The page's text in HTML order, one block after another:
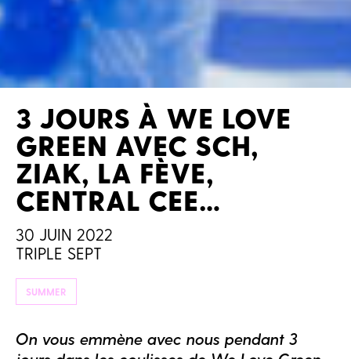
3 JOURS À WE LOVE
GREEN AVEC SCH,
ZIAK, LA FÈVE,
CENTRAL CEE…
30 JUIN 2022
TRIPLE SEPT
SUMMER
On vous emmène avec nous pendant 3